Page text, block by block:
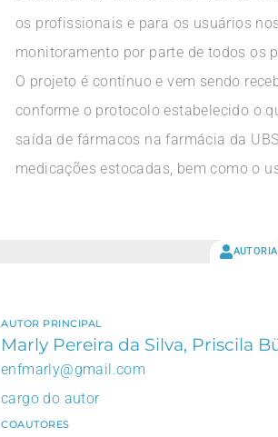
os profissionais e para os usuários
monitoramento por parte de todos os
O projeto é contínuo e vem sendo
conforme o protocolo estabelecido o
saída de fármacos na farmácia da
medicações estocadas, bem como o
AUTORIA
AUTOR PRINCIPAL
Marly Pereira da Silva, Priscila
enfmarly@gmail.com
cargo do autor
COAUTORES